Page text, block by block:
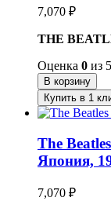
7,070 ₽
THE
Оценка 0 из 5
В корзину
Купить в 1
The
Япония,
7,070 ₽